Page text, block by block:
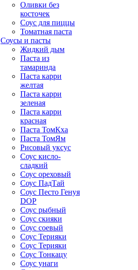
Оливки без
косточек
Соус для пиццы
Томатная паста
Соусы и пасты
Жидкий дым
Паста из
тамаринда
Паста карри
желтая
Паста карри
зеленая
Паста карри
красная
Паста ТомКха
Паста ТомЯм
Рисовый уксус
Соус кисло-
сладкий
Соус ореховый
Соус ПадТай
Соус Песто Генуя
DOP
Соус рыбный
Соус скияки
Соус соевый
Соус Терияки
Соус Терияки
Соус Тонкацу
Соус унаги